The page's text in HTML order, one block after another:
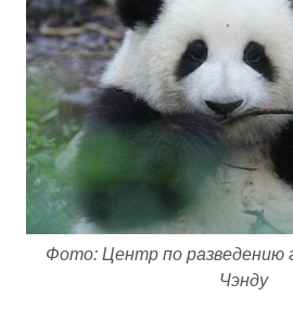
Фото: Центр по разведению
Чэнду